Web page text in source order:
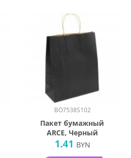
BO7538S102
Пакет бумажный
ARCE, Черный
1.41 BYN